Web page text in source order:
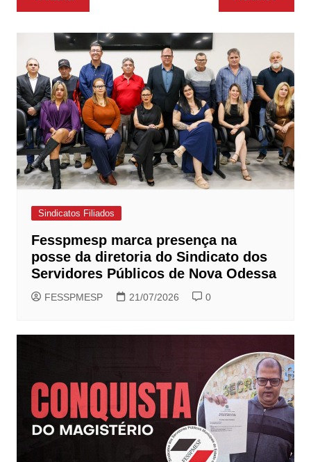
de
Post
Sindicatos Filiados
Fesspmesp marca presença na
posse da diretoria do Sindicato dos
Servidores Públicos de Nova Odessa
FESSPMESP 21/07/2026 0